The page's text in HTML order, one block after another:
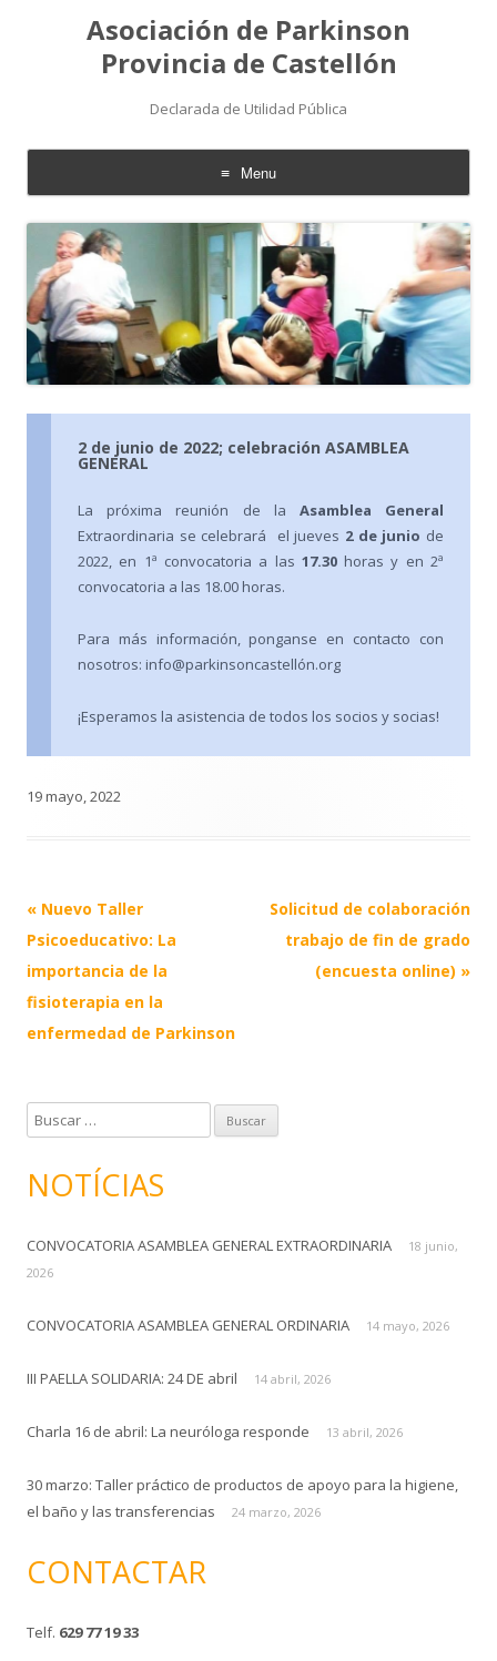
Asociación de Parkinson
Provincia de Castellón
Declarada de Utilidad Pública
Menu
Skip
to
content
2 de junio de 2022; celebración ASAMBLEA
GENERAL
La próxima reunión de la Asamblea General
Extraordinaria se celebrará el jueves 2 de junio de
2022, en 1ª convocatoria a las 17.30horas y en 2ª
convocatoria a las 18.00 horas.
Para más información, ponganse en contacto con
nosotros: info@parkinsoncastellón.org
¡Esperamos la asistencia de todos los socios y socias!
19 mayo, 2022
Post
navigation
« Nuevo Taller
Psicoeducativo: La
importancia de la
fisioterapia en la
enfermedad de Parkinson
Solicitud de colaboración
trabajo de fin de grado
(encuesta online) »
u
c
r
:
NOTÍCIAS
CONVOCATORIA ASAMBLEA GENERAL EXTRAORDINARIA
18 junio,
2026
CONVOCATORIA ASAMBLEA GENERAL ORDINARIA 14 mayo, 2026
III PAELLA SOLIDARIA: 24 DE abril 14 abril, 2026
Charla 16 de abril: La neuróloga responde 13 abril, 2026
30 marzo: Taller práctico de productos de apoyo para la higiene,
el baño y las transferencias
24 marzo, 2026
CONTACTAR
Telf. 629 77 19 33